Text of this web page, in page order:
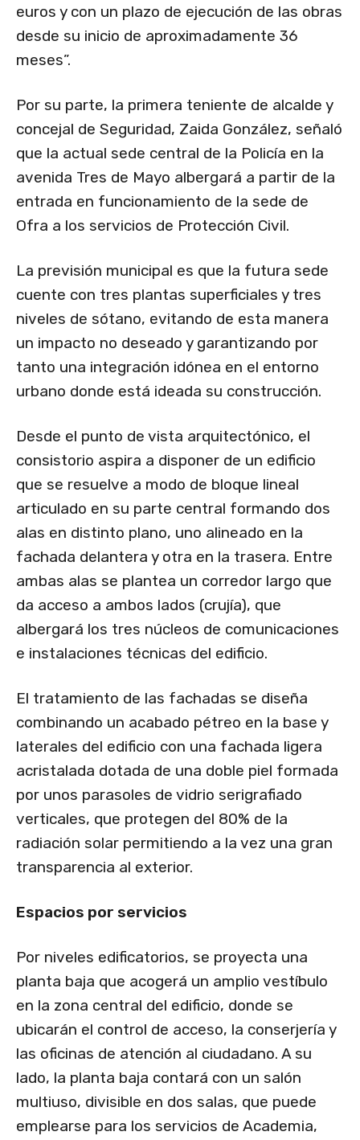
euros y con un plazo de ejecución de las obras
desde su inicio de aproximadamente 36
meses”.
Por su parte, la primera teniente de alcalde y
concejal de Seguridad, Zaida González, señaló
que la actual sede central de la Policía en la
avenida Tres de Mayo albergará a partir de la
entrada en funcionamiento de la sede de
Ofra a los servicios de Protección Civil.
La previsión municipal es que la futura sede
cuente con tres plantas superficiales y tres
niveles de sótano, evitando de esta manera
un impacto no deseado y garantizando por
tanto una integración idónea en el entorno
urbano donde está ideada su construcción.
Desde el punto de vista arquitectónico, el
consistorio aspira a disponer de un edificio
que se resuelve a modo de bloque lineal
articulado en su parte central formando dos
alas en distinto plano, uno alineado en la
fachada delantera y otra en la trasera. Entre
ambas alas se plantea un corredor largo que
da acceso a ambos lados (crujía), que
albergará los tres núcleos de comunicaciones
e instalaciones técnicas del edificio.
El tratamiento de las fachadas se diseña
combinando un acabado pétreo en la base y
laterales del edificio con una fachada ligera
acristalada dotada de una doble piel formada
por unos parasoles de vidrio serigrafiado
verticales, que protegen del 80% de la
radiación solar permitiendo a la vez una gran
transparencia al exterior.
Espacios por servicios
Por niveles edificatorios, se proyecta una
planta baja que acogerá un amplio vestíbulo
en la zona central del edificio, donde se
ubicarán el control de acceso, la conserjería y
las oficinas de atención al ciudadano. A su
lado, la planta baja contará con un salón
multiuso, divisible en dos salas, que puede
emplearse para los servicios de Academia,